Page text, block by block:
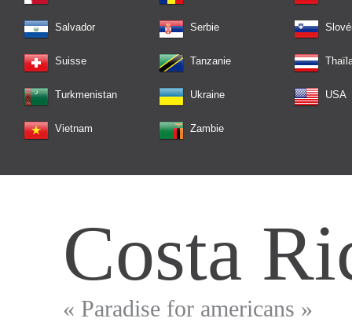
Salvador Serbie
Suisse Tanzanie
Turkmenistan Ukraine USA
Vietnam Zambie
Costa
« Paradise for americans »